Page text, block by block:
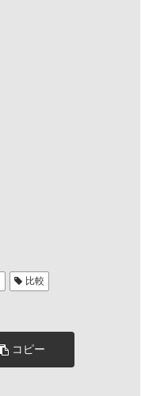
比較
コピー